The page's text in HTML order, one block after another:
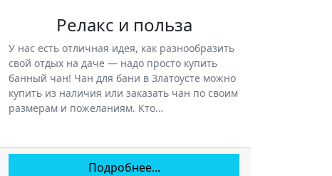
Релакс и польза
У нас есть отличная идея, как разнообразить
свой отдых на даче — надо просто купить
банный чан! Чан для бани в Златоусте можно
купить из наличия или заказать чан по своим
размерам и пожеланиям. Кто…
Подробнее...